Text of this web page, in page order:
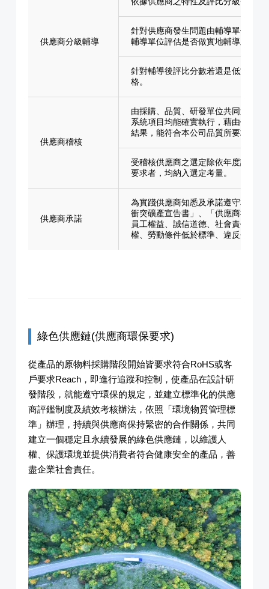
供應商分級輔導
針對供應商發生問題由輔導單位要
輔導單位評估是否做實地輔導及請供
針對輔導後評比分數若還是低於本
格。
供應商稽核
由採購、品質、研發單位共同選定
系統項目均能確實執行，藉由供應
結果，能符合本公司品質所要求。
受稽核供應商之選定除依年度計畫
要求者，均納入選定考量。
供應商承諾
為實踐供應商知悉及承諾遵守本公
衝突礦產宣告書」、「供應商社會
員工權益、誠信道德、社會責任及
權、勞動條件低於標準、違反企業道
綠色供應鏈(供應商環保要求)
從產品的原物料採購階段開始皆要求符合RoHS或客
戶要求Reach，即進行追蹤和控制，使產品在設計研
發階段，就能遵守環保的規定，並建立標準化的供應
商評鑑制度及績效考核辦法，依照「環境物質管理標
準」辦理，持續與供應商保持緊密的合作關係，共同
建立一個穩定且永續發展的綠色供應鏈，以維護人
權、保護環境並提供消費者符合健康安全的產品，善
盡企業社會責任。